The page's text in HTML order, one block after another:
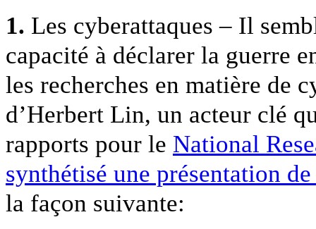
1. Les cyberattaques – Il
capacité à déclarer la guerre
les recherches en matière de
d’Herbert Lin, un acteur clé
rapports pour le National
synthétisé une présentation
la façon suivante: